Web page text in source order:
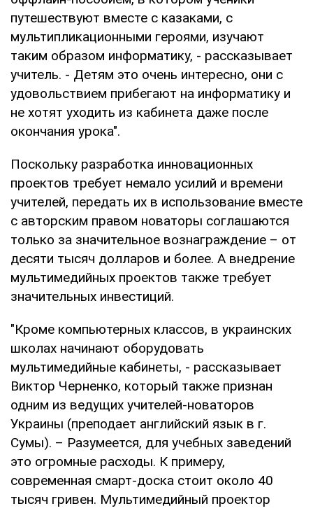
путешествуют вместе с казаками, с
мультипликационными героями, изучают
таким образом информатику, - рассказывает
учитель. - Детям это очень интересно, они с
удовольствием прибегают на информатику и
не хотят уходить из кабинета даже после
окончания урока".
Поскольку разработка инновационных
проектов требует немало усилий и времени
учителей, передать их в использование вместе
с авторским правом новаторы соглашаются
только за значительное вознаграждение – от
десяти тысяч долларов и более. А внедрение
мультимедийных проектов также требует
значительных инвестиций.
"Кроме компьютерных классов, в украинских
школах начинают оборудовать
мультимедийные кабинеты, - рассказывает
Виктор Черненко, который также признан
одним из ведущих учителей-новаторов
Украины (преподает английский язык в г.
Сумы). – Разумеется, для учебных заведений
это огромные расходы. К примеру,
современная смарт-доска стоит около 40
тысяч гривен. Мультимедийный проектор